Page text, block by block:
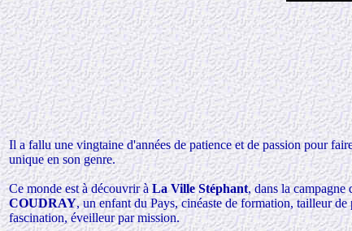
Il a fallu une vingtaine d'années de patience et de passion pour
unique en son genre.
Ce monde est à découvrir àLa Ville Stéphant, dans la campagne
COUDRAY, un enfant du Pays, cinéaste de formation, tailleur
fascination, éveilleur par mission.